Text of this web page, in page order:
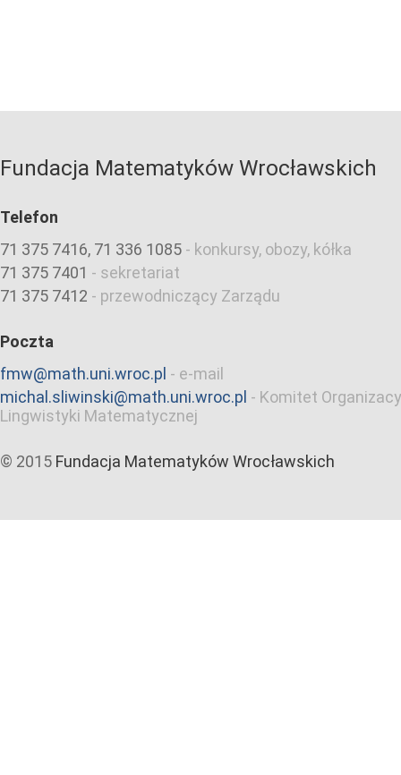
Fundacja Matematyków Wrocławskich
Telefon
71 375 7416, 71 336 1085 - konkursy, obozy, kółka
71 375 7401 - sekretariat
71 375 7412 - przewodniczący Zarządu
Poczta
fmw@math.uni.wroc.pl - e-mail
michal.sliwinski@math.uni.wroc.pl - Komitet
Lingwistyki Matematycznej
© 2015 Fundacja Matematyków Wrocławskich